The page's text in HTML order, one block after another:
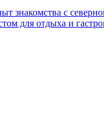
знакомства с
для отдыха и